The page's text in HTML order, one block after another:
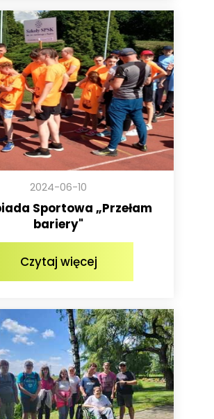
2024-06-10
Sportowa „Przełam
bariery"
Czytaj więcej